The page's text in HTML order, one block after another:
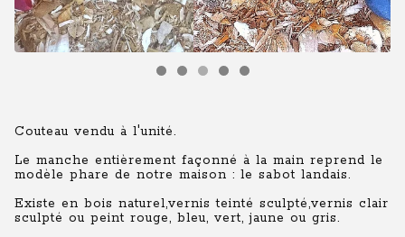
Couteau vendu à l'unité.
Le manche entièrement façonné à la main reprend le
modèle phare de notre maison : le sabot landais.
Existe en bois naturel,vernis teinté sculpté,vernis clair
sculpté ou peint rouge, bleu, vert, jaune ou gris.